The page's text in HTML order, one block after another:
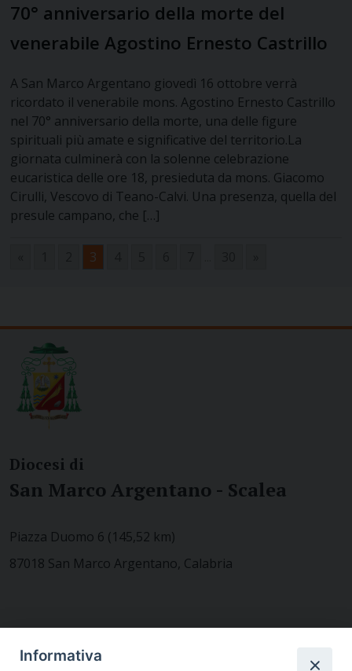
70° anniversario della morte del
venerabile Agostino Ernesto Castrillo
A San Marco Argentano giovedì 16 ottobre verrà
ricordato il venerabile mons. Agostino Ernesto Castrillo
nel 70° anniversario della morte, una delle figure
spirituali più amate e significative del territorio.La
giornata culminerà con la solenne celebrazione
eucaristica delle ore 18, presieduta da mons. Giacomo
Cirulli, Vescovo di Teano-Calvi. Una presenza, quella del
presule campano, che […]
3
Diocesi di
San Marco Argentano - Scalea
Piazza Duomo 6 (145,52 km)
87018 San Marco Argentano, Calabria
Informativa